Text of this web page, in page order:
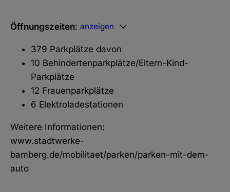
Öffnungszeiten: anzeigen
379 Parkplätze davon
10 Behindertenparkplätze/Eltern-Kind-
Parkplätze
12 Frauenparkplätze
6 Elektroladestationen
Weitere Informationen:
www.stadtwerke-
bamberg.de/mobilitaet/parken/parken-mit-dem-
auto